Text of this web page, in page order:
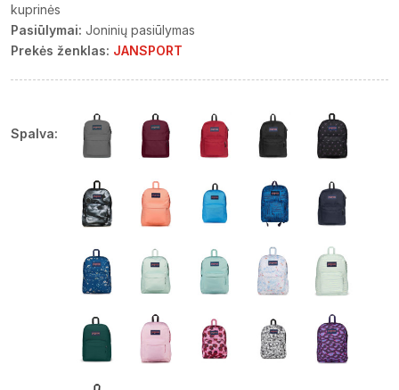
kuprinės
Pasiūlymai: Joninių pasiūlymas
Prekės ženklas: JANSPORT
Spalva: